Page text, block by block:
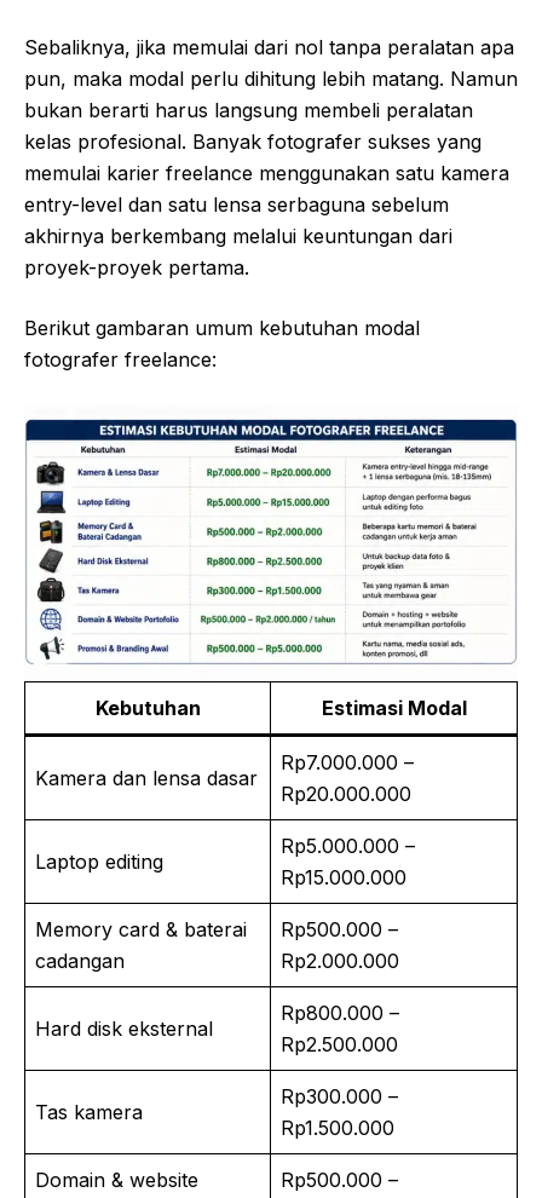
Sebaliknya, jika memulai dari nol tanpa peralatan apa
pun, maka modal perlu dihitung lebih matang. Namun
bukan berarti harus langsung membeli peralatan
kelas profesional. Banyak fotografer sukses yang
memulai karier freelance menggunakan satu kamera
entry-level dan satu lensa serbaguna sebelum
akhirnya berkembang melalui keuntungan dari
proyek-proyek pertama.
Berikut gambaran umum kebutuhan modal
fotografer freelance:
Kebutuhan Estimasi Modal
Kamera dan lensa dasar
Rp7.000.000 –
Rp20.000.000
Laptop editing
Rp5.000.000 –
Rp15.000.000
Memory card & baterai
cadangan
Rp500.000 –
Rp2.000.000
Hard disk eksternal
Rp800.000 –
Rp2.500.000
Tas kamera
Rp300.000 –
Rp1.500.000
Domain & website
Rp500.000 –